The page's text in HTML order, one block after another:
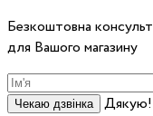
Безкоштовна
для Вашого магазину
Чекаю дзвінка
Дякую!